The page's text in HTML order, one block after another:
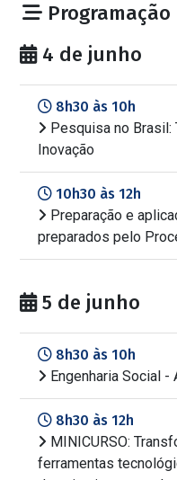
Programação
4 de junho
8h30 às 10h
Pesquisa no Brasil:
Inovação
10h30 às 12h
Preparação e
preparados pelo
5 de junho
8h30 às 10h
Engenharia Social
8h30 às 12h
MINICURSO:
ferramentas